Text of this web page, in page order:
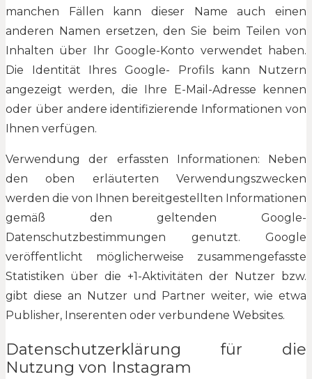
manchen Fällen kann dieser Name auch einen
anderen Namen ersetzen, den Sie beim Teilen von
Inhalten über Ihr Google-Konto verwendet haben.
Die Identität Ihres Google- Profils kann Nutzern
angezeigt werden, die Ihre E-Mail-Adresse kennen
oder über andere identifizierende Informationen von
Ihnen verfügen.
Verwendung der erfassten Informationen: Neben
den oben erläuterten Verwendungszwecken
werden die von Ihnen bereitgestellten Informationen
gemäß den geltenden Google-
Datenschutzbestimmungen genutzt. Google
veröffentlicht möglicherweise zusammengefasste
Statistiken über die +1-Aktivitäten der Nutzer bzw.
gibt diese an Nutzer und Partner weiter, wie etwa
Publisher, Inserenten oder verbundene Websites.
Datenschutzerklärung für die
Nutzung von Instagram